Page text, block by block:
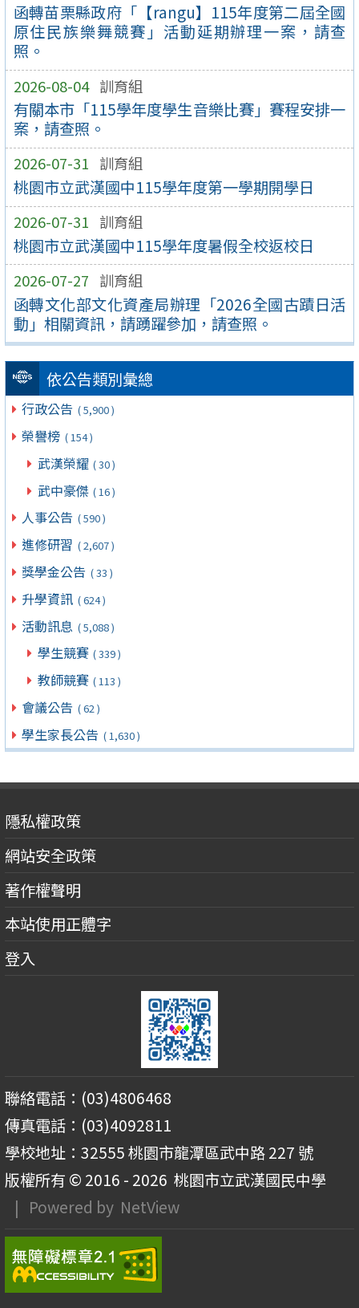
函轉苗栗縣政府「【rangu】115年度第二屆全國
原住民族樂舞競賽」活動延期辦理一案，請查
照。
2026-08-04 訓育組
有關本市「115學年度學生音樂比賽」賽程安排一
案，請查照。
2026-07-31 訓育組
桃園市立武漢國中115學年度第一學期開學日
2026-07-31 訓育組
桃園市立武漢國中115學年度暑假全校返校日
2026-07-27 訓育組
函轉文化部文化資產局辦理「2026全國古蹟日活
動」相關資訊，請踴躍參加，請查照。
依公告類別彙總
行政公告 ( 5,900 )
榮譽榜 ( 154 )
武漢榮耀 ( 30 )
武中豪傑 ( 16 )
人事公告 ( 590 )
進修研習 ( 2,607 )
獎學金公告 ( 33 )
升學資訊 ( 624 )
活動訊息 ( 5,088 )
學生競賽 ( 339 )
教師競賽 ( 113 )
會議公告 ( 62 )
學生家長公告 ( 1,630 )
隱私權政策
網站安全政策
著作權聲明
本站使用正體字
登入
聯絡電話：(03)4806468
傳真電話：(03)4092811
學校地址：32555 桃園市龍潭區武中路 227 號
版權所有 © 2016 - 2026 桃園市立武漢國民中學
| Powered by NetView